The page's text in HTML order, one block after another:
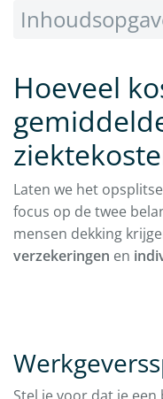
Hoeveel
Laten we het
focus op de twee
mensen dekking
verzekeringen en